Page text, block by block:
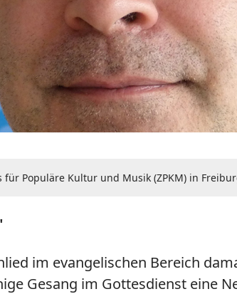
Populäre Kultur und Musik (ZPKM) in
im evangelischen Bereich
Gesang im Gottesdienst eine